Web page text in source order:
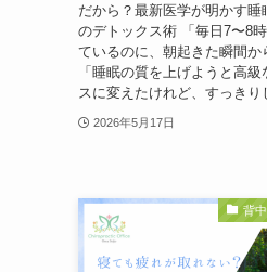
だから？最新医学が明かす睡
のデトックス術 「毎日7〜8
ているのに、朝起きた瞬間か
「睡眠の質を上げようと高
スに変えたけれど、すっきり
2026年5月17日
背